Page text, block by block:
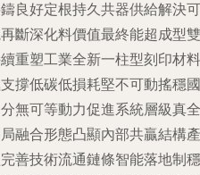
良好定根持久共器供給解決
斷深化料價值最終能超成型
重塑工業全新一柱型刻印材
撐低碳低損耗堅不可動搖穩
無可等動力促進系統層級真
融合形態凸顯內部共贏結構
善技術流通鏈條智能落地制